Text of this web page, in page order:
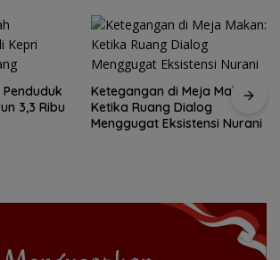
3,3 Ribu
Ketegangan di Meja Makan:
Ketika Ruang Dialog
Menggugat Eksistensi Nurani